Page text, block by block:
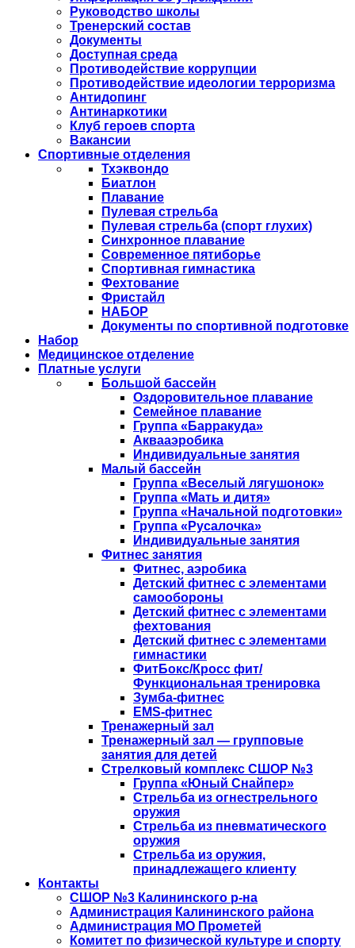
Руководство школы
Тренерский состав
Документы
Доступная среда
Противодействие коррупции
Противодействие идеологии терроризма
Антидопинг
Антинаркотики
Клуб героев спорта
Вакансии
Спортивные отделения
Тхэквондо
Биатлон
Плавание
Пулевая стрельба
Пулевая стрельба (спорт глухих)
Синхронное плавание
Современное пятиборье
Спортивная гимнастика
Фехтование
Фристайл
НАБОР
Документы по спортивной подготовке
Набор
Медицинское отделение
Платные услуги
Большой бассейн
Оздоровительное плавание
Семейное плавание
Группа «Барракуда»
Аквааэробика
Индивидуальные занятия
Малый бассейн
Группа «Веселый лягушонок»
Группа «Мать и дитя»
Группа «Начальной подготовки»
Группа «Русалочка»
Индивидуальные занятия
Фитнес занятия
Фитнес, аэробика
Детский фитнес с элементами
самообороны
Детский фитнес с элементами
фехтования
Детский фитнес с элементами
гимнастики
ФитБокс/Кросс фит/
Функциональная тренировка
Зумба-фитнес
EMS-фитнес
Тренажерный зал
Тренажерный зал — групповые
занятия для детей
Стрелковый комплекс СШОР №3
Группа «Юный Снайпер»
Стрельба из огнестрельного
оружия
Стрельба из пневматического
оружия
Стрельба из оружия,
принадлежащего клиенту
Контакты
СШОР №3 Калининского р-на
Администрация Калининского района
Администрация МО Прометей
Комитет по физической культуре и спорту